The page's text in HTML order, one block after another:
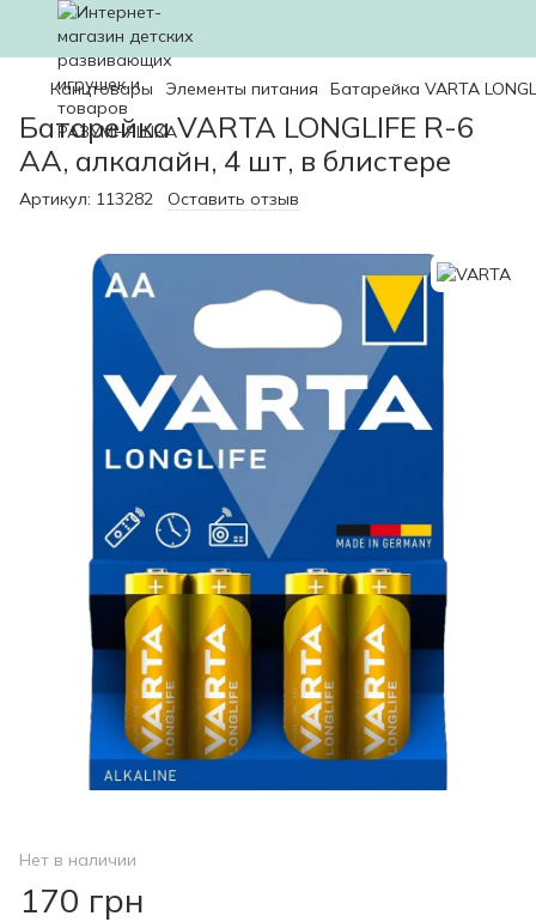
Канцтовары Элементы питания Батарейка VARTA
Батарейка VARTA LONGLIFE R-6
AA, алкалайн, 4 шт, в блистере
Артикул: 113282 Оставить отзыв
Нет в наличии
170 грн